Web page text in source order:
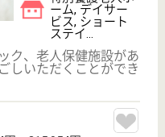
次のステッ